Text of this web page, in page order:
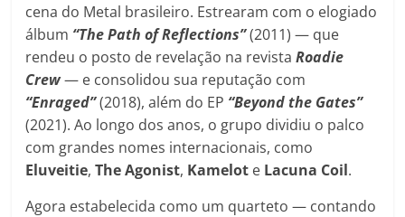
cena do Metal brasileiro. Estrearam com o elogiado
álbum “The Path of Reflections”(2011) — que
rendeu o posto de revelação na revistaRoadie
Crew— e consolidou sua reputação com
“Enraged”(2018), além do EP “Beyond the Gates”
(2021). Ao longo dos anos, o grupo dividiu o palco
com grandes nomes internacionais, como
Eluveitie,The Agonist, Kamelot e Lacuna Coil.
Agora estabelecida como um quarteto — contando